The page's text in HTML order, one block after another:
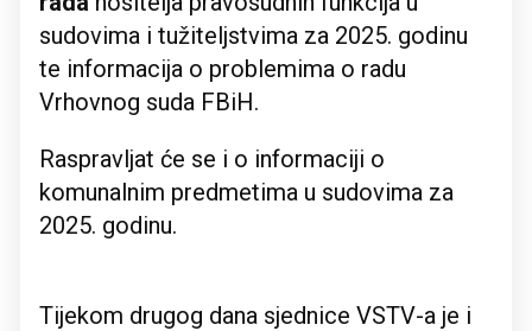
sudovima i tužiteljstvima za 2025. godinu
te informacija o problemima o radu
Vrhovnog suda FBiH.
Raspravljat će se i o informaciji o
komunalnim predmetima u sudovima za
2025. godinu.
Tijekom drugog dana sjednice VSTV-a je i